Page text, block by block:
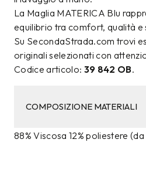
La Maglia MATERICA Blu
equilibrio tra comfort, qualità e
Su SecondaStrada.com trovi
originali selezionati con
Codice articolo: 39 842 OB.
COMPOSIZIONE MATERIALI
88% Viscosa 12% poliestere